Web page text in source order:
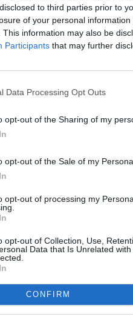
to third parties prior to
of your personal
This information may also be
Participants that may further
Data Processing Opt Outs
opt-out of the Sharing of my
opt-out of the Sale of my
opt-out of processing my
opt-out of Collection, Use,
Data that Is Unrelated
CONFIRM
ότι το θέμα των
λύση στο Ιράν.
είπε ο
ας πούμε, η συμβολή
μόνιμη κατάπαυση του
Αντόνιο Κόστα,
της άτυπης συνόδου